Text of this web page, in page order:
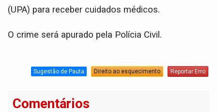
(UPA) para receber cuidados médicos.
O crime será apurado pela Polícia Civil.
Sugestão de Pauta Direito ao esquecimento Reportar Erro
Comentários